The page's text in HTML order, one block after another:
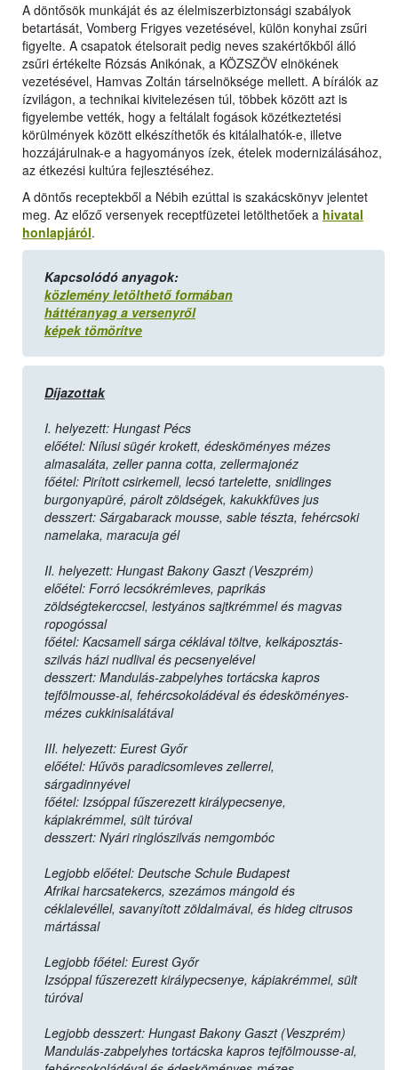
A döntősök munkáját és az élelmiszerbiztonsági szabályok
betartását, Vomberg Frigyes vezetésével, külön konyhai zsűri
figyelte. A csapatok ételsorait pedig neves szakértőkből álló
zsűri értékelte Rózsás Anikónak, a KÖZSZÖV elnökének
vezetésével, Hamvas Zoltán társelnöksége mellett. A bírálók az
ízvilágon, a technikai kivitelezésen túl, többek között azt is
figyelembe vették, hogy a feltálalt fogások közétkeztetési
körülmények között elkészíthetők és kitálalhatók-e, illetve
hozzájárulnak-e a hagyományos ízek, ételek modernizálásához,
az étkezési kultúra fejlesztéséhez.
A döntős receptekből a Nébih ezúttal is szakácskönyv jelentet
meg. Az előző versenyek receptfüzetei letölthetőek a hivatal
honlapjáról.
Kapcsolódó anyagok:
közlemény letölthető formában
háttéranyag a versenyről
képek tömörítve
Díjazottak
I. helyezett: Hungast Pécs
előétel: Nílusi sügér krokett, édesköményes mézes
almasaláta, zeller panna cotta, zellermajonéz
főétel: Pirított csirkemell, lecsó tartelette, snidlinges
burgonyapüré, párolt zöldségek, kakukkfüves jus
desszert: Sárgabarack mousse, sable tészta, fehércsoki
namelaka, maracuja gél
II. helyezett: Hungast Bakony Gaszt (Veszprém)
előétel: Forró lecsókrémleves, paprikás
zöldségtekerccsel, lestyános sajtkrémmel és magvas
ropogóssal
főétel: Kacsamell sárga céklával töltve, kelkáposztás-
szilvás házi nudlival és pecsenyelével
desszert: Mandulás-zabpelyhes tortácska kapros
tejfölmousse-al, fehércsokoládéval és édesköményes-
mézes cukkinisalátával
III. helyezett: Eurest Győr
előétel: Hűvös paradicsomleves zellerrel,
sárgadinnyével
főétel: Izsóppal fűszerezett királypecsenye,
kápiakrémmel, sült túróval
desszert: Nyári ringlószilvás nemgombóc
Legjobb előétel: Deutsche Schule Budapest
Afrikai harcsatekercs, szezámos mángold és
céklalevéllel, savanyított zöldalmával, és hideg citrusos
mártással
Legjobb főétel: Eurest Győr
Izsóppal fűszerezett királypecsenye, kápiakrémmel, sült
túróval
Legjobb desszert: Hungast Bakony Gaszt (Veszprém)
Mandulás-zabpelyhes tortácska kapros tejfölmousse-al,